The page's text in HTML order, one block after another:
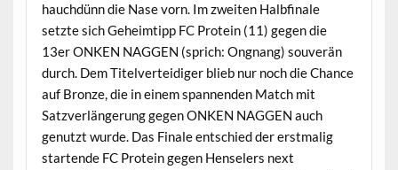
hauchdünn die Nase vorn. Im zweiten Halbfinale
setzte sich Geheimtipp FC Protein (11) gegen die
13er ONKEN NAGGEN (sprich: Ongnang) souverän
durch. Dem Titelverteidiger blieb nur noch die Chance
auf Bronze, die in einem spannenden Match mit
Satzverlängerung gegen ONKEN NAGGEN auch
genutzt wurde. Das Finale entschied der erstmalig
startende FC Protein gegen Henselers next